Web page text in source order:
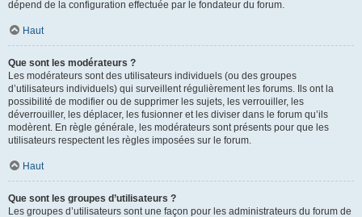
dépend de la configuration effectuée par le fondateur du forum.
Haut
Que sont les modérateurs ?
Les modérateurs sont des utilisateurs individuels (ou des groupes
d’utilisateurs individuels) qui surveillent régulièrement les forums. Ils ont la
possibilité de modifier ou de supprimer les sujets, les verrouiller, les
déverrouiller, les déplacer, les fusionner et les diviser dans le forum qu’ils
modèrent. En règle générale, les modérateurs sont présents pour que les
utilisateurs respectent les règles imposées sur le forum.
Haut
Que sont les groupes d’utilisateurs ?
Les groupes d’utilisateurs sont une façon pour les administrateurs du forum de